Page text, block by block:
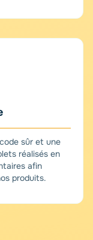
sûr et une
réalisés en
afin
produits.